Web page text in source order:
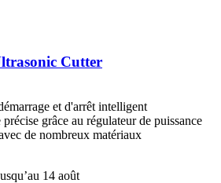
Cutter
et d'arrêt intelligent
grâce au régulateur de puissance
de nombreux matériaux
14 août